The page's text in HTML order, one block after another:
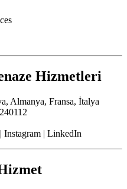
Hizmetleri
Almanya, Fransa, İtalya
Instagram | LinkedIn